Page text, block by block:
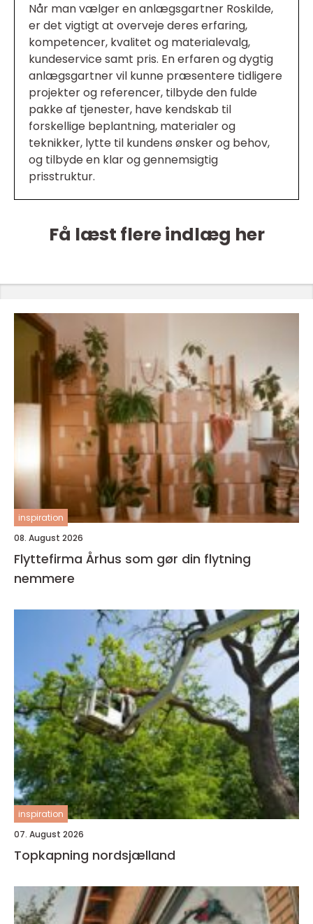
Når man vælger en anlægsgartner Roskilde,
er det vigtigt at overveje deres erfaring,
kompetencer, kvalitet og materialevalg,
kundeservice samt pris. En erfaren og dygtig
anlægsgartner vil kunne præsentere tidligere
projekter og referencer, tilbyde den fulde
pakke af tjenester, have kendskab til
forskellige beplantning, materialer og
teknikker, lytte til kundens ønsker og behov,
og tilbyde en klar og gennemsigtig
prisstruktur.
Få læst flere indlæg her
inspiration
08. August 2026
Flyttefirma Århus som gør din flytning
nemmere
inspiration
07. August 2026
Topkapning nordsjælland